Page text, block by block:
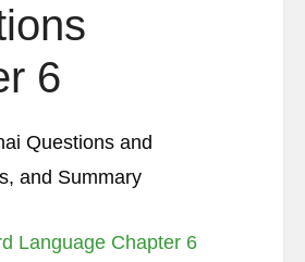
6
Questions and
and Summary
Language Chapter 6